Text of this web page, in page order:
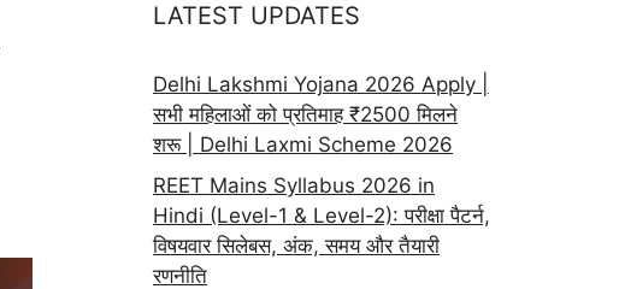
LATEST UPDATES
Delhi Lakshmi Yojana 2026 Apply |
सभी महिलाओं को प्रतिमाह ₹2500 मिलने
शरू | Delhi Laxmi Scheme 2026
REET Mains Syllabus 2026 in
Hindi (Level-1 & Level-2): परीक्षा पैटर्न,
विषयवार सिलेबस, अंक, समय और तैयारी
रणनीति